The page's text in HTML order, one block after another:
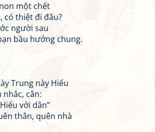
một chết
có thiệt đi đâu?
người sau
bầu hưởng chung.
Trung này Hiếu
nhắc, cân:
với dân”
thân, quên nhà